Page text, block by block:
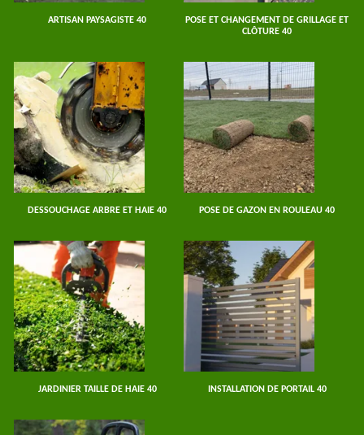
ARTISAN PAYSAGISTE 40
POSE ET CHANGEMENT DE GRILLAGE ET
CLÔTURE 40
DESSOUCHAGE ARBRE ET HAIE 40 POSE DE GAZON EN ROULEAU 40
JARDINIER TAILLE DE HAIE 40 INSTALLATION DE PORTAIL 40